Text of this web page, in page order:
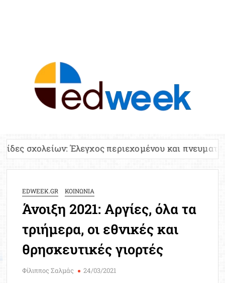
Έλεγχος περιεχομένου και πνευματικών
EDWEEK.GR ΚΟΙΝΩΝΙΑ
Άνοιξη 2021: Αργίες, όλα τα
τριήμερα, οι εθνικές και
θρησκευτικές γιορτές
Φίλιππος Σαλμάς 24/03/2021